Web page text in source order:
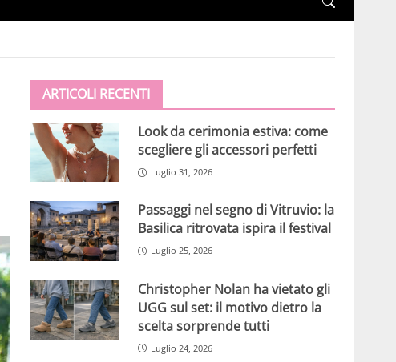
ARTICOLI RECENTI
Look da cerimonia estiva: come
scegliere gli accessori perfetti
Luglio 31, 2026
Passaggi nel segno di Vitruvio: la
Basilica ritrovata ispira il festival
Luglio 25, 2026
Christopher Nolan ha vietato gli
UGG sul set: il motivo dietro la
scelta sorprende tutti
Luglio 24, 2026